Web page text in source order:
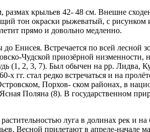
крыльев 42- 48 см. Внешне
тон окраски рыжеватый, с
прямо и довольно медленно.
Енисея. Встре­чается по всей лесной
Чудской приозёрной низменности,
(1, 2, 3, 7). Был обычен на рр. Лидва,
гг. стал редко встречаться и на
Порхов- ском районах, в
Поля­на (8). В государственном
луга в долинах рек и
Весной прилетают в апреле-начале